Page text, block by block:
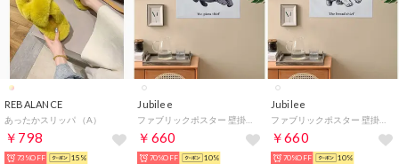
REBALANCE
あったかスリッパ （A）
￥798
73%OFF 15%
Jubilee
￥660
70%OFF 10%
Jubilee
ファブリックポスター 壁掛け タペストリー （その他29）
￥660
70%OFF 10%